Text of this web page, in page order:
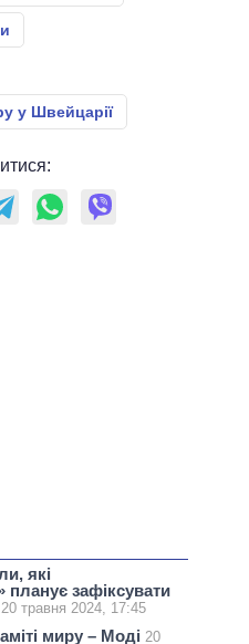
у Швейцарії
які
планує зафіксувати
20 травня 2024, 17:45
миру – Моді 20